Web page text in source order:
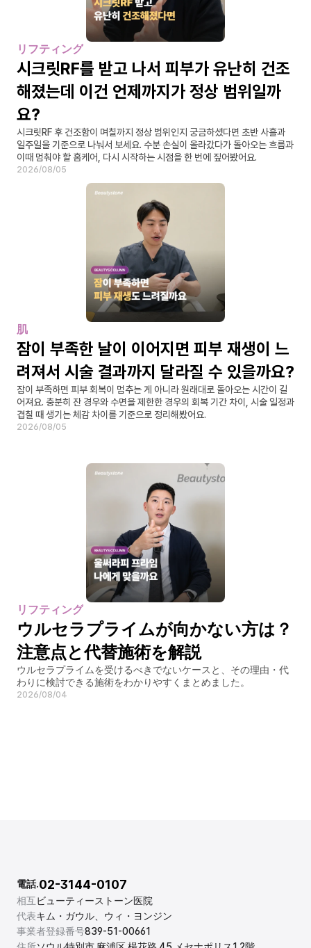
リフティング
시크릿RF를 받고 나서 피부가 유난히 건조
해졌는데 이건 언제까지가 정상 범위일까
요?
시크릿RF 후 건조함이 며칠까지 정상 범위인지 궁금하셨다면 초반 사흘과
일주일을 기준으로 나눠서 보세요. 수분 손실이 올라갔다가 돌아오는 흐름과
이때 멈춰야 할 홈케어, 다시 시작하는 시점을 한 번에 짚어봤어요.
2026/08/05
肌
잠이 부족한 날이 이어지면 피부 재생이 느
려져서 시술 결과까지 달라질 수 있을까요?
잠이 부족하면 피부 회복이 멈추는 게 아니라 원래대로 돌아오는 시간이 길
어져요. 충분히 잔 경우와 수면을 제한한 경우의 회복 기간 차이, 시술 일정과
겹칠 때 생기는 체감 차이를 기준으로 정리해봤어요.
2026/08/05
リフティング
ウルセラプライムが向かない方は？
注意点と代替施術を解説
ウルセラプライムを受けるべきでないケースと、その理由・代
わりに検討できる施術をわかりやすくまとめました。
2026/08/04
相互ビューティーストーン医院
代表キム・ガウル、ウィ・ヨンジン
事業者登録番号839-51-00661
電話.02-3144-0107